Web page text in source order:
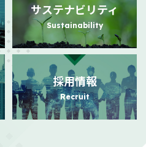
ケーション事業の強化に向けた
（140KB）
ケーション事業本格展開に関す
サステナビリティ
Sustainability
採用情報
Recruit